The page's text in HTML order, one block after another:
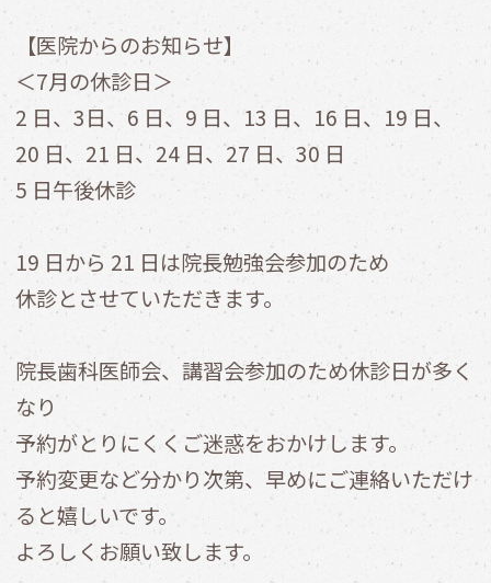
【医院からのお知らせ】
＜7月の休診日＞
2 日、3日、6 日、9 日、13 日、16 日、19 日、
20 日、21 日、24 日、27 日、30 日
5 日午後休診
19 日から 21 日は院⾧勉強会参加のため
休診とさせていただきます。
院長歯科医師会、講習会参加のため休診日が多く
なり
予約がとりにくくご迷惑をおかけします。
予約変更など分かり次第、早めにご連絡いただけ
ると嬉しいです。
よろしくお願い致します。